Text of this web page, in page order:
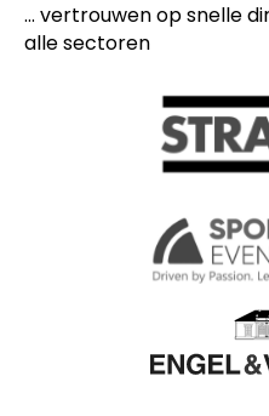
... vertrouwen op snelle
alle sectoren